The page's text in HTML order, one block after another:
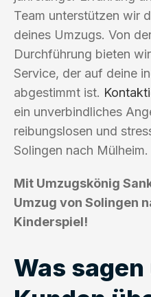
Team unterstützen wir
deines Umzugs. Von
Durchführung bieten
Service, der auf deine
abgestimmt ist.
ein unverbindliches
reibungslosen und
Solingen nach Mülheim.
Mit Umzugskönig
Umzug von Solingen
Kinderspiel!
Was